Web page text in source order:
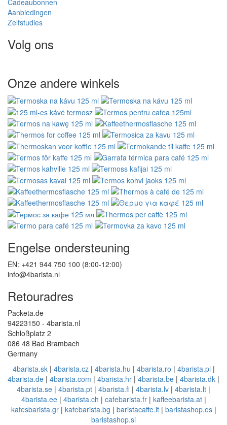
Aanbiedingen
Zelfstudies
Volg ons
Onze andere winkels
Engelse ondersteuning
EN: +421 944 750 100 (8:00-12:00)
info@4barista.nl
Retouradres
Packeta.de
94223150 - 4barista.nl
Schloßplatz 2
086 48 Bad Brambach
Germany
4barista.sk| 4barista.cz| 4barista.hu | 4barista.ro | 4barista.pl |
4barista.de | 4barista.com | 4barista.hr | 4barista.be | 4barista.dk |
4barista.se | 4barista.pt | 4barista.fi | 4barista.lv | 4barista.lt |
4barista.ee| 4barista.ch | cafebarista.fr| kaffeebarista.at|
kafesbarista.gr| kafebarista.bg | baristacaffe.it| baristashop.es|
baristashop.si